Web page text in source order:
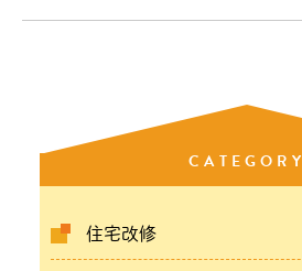
CATEGORY
住宅改修